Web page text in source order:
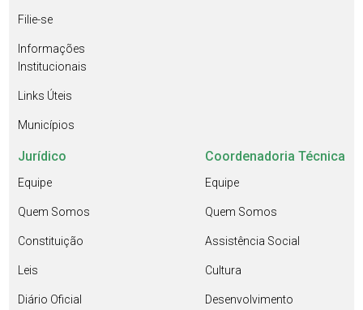
Filie-se
Informações
Institucionais
Links Úteis
Municípios
Jurídico
Equipe
Quem Somos
Constituição
Leis
Diário Oficial
Coordenadoria Técnica
Equipe
Quem Somos
Assistência Social
Cultura
Desenvolvimento